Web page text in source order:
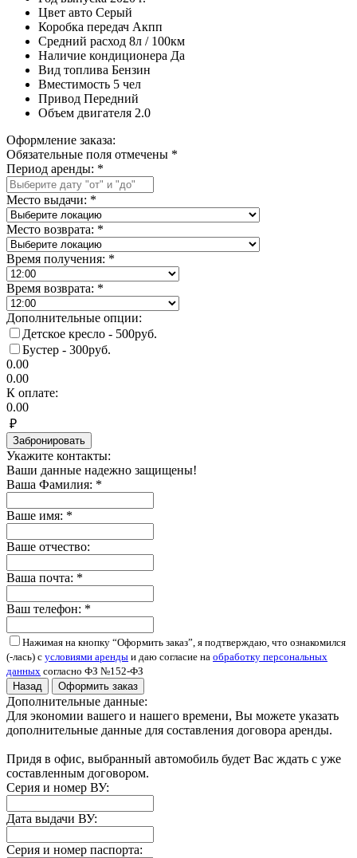
Цвет авто Серый
Коробка передач Акпп
Средний расход 8л / 100км
Наличие кондиционера Да
Вид топлива Бензин
Вместимость 5 чел
Привод Передний
Объем двигателя 2.0
Оформление заказа:
Обязательные поля отмечены *
Период аренды: *
Место выдачи: *
Место возврата: *
Время получения: *
Время возврата: *
Дополнительные опции:
Детское кресло - 500руб.
Бустер - 300руб.
0.00
0.00
К оплате:
0.00
₽
Забронировать
Укажите контакты:
Ваши данные надежно защищены!
Ваша Фамилия: *
Ваше имя: *
Ваше отчество:
Ваша почта: *
Ваш телефон: *
Нажимая на кнопку “Оформить заказ”, я подтверждаю, что ознакомился
(-лась) с условиями аренды и даю согласие на обработку персональных
данных согласно ФЗ №152-ФЗ
Назад
Оформить заказ
Дополнительные данные:
Для экономии вашего и нашего времени, Вы можете указать
дополнительные данные для составления договора аренды.
Придя в офис, выбранный автомобиль будет Вас ждать с уже
составленным договором.
Серия и номер ВУ:
Дата выдачи ВУ:
Серия и номер паспорта: